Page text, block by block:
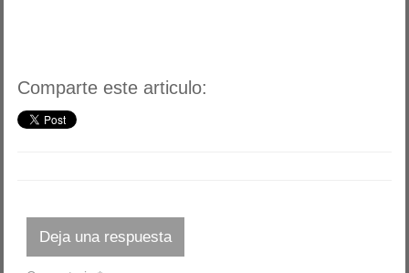
Comparte este articulo:
Deja una respuesta